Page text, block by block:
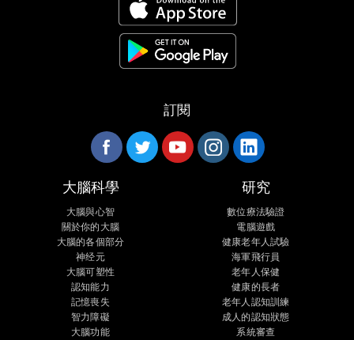
訂閱
大腦科學
大腦與心智
關於你的大腦
大腦的各個部分
神经元
大腦可塑性
認知能力
記憶喪失
智力障礙
大腦功能
研究
數位療法驗證
電腦遊戲
健康老年人試驗
海軍飛行員
老年人保健
健康的長者
老年人認知訓練
成人的認知狀態
系統審查